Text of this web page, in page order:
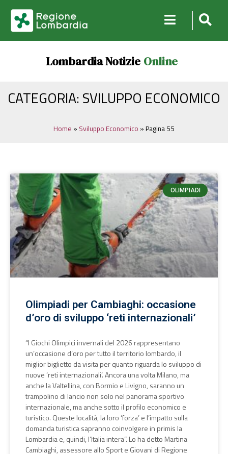
Lombardia Notizie Online
CATEGORIA: SVILUPPO ECONOMICO
Home » Sviluppo Economico » Pagina 55
OLIMPIADI
Olimpiadi per Cambiaghi: occasione
d’oro di sviluppo ‘reti internazionali’
“I Giochi Olimpici invernali del 2026 rappresentano
un’occasione d’oro per tutto il territorio lombardo, il
miglior biglietto da visita per quanto riguarda lo sviluppo di
nuove ‘reti internazionali’. Ancora una volta Milano, ma
anche la Valtellina, con Bormio e Livigno, saranno un
trampolino di lancio non solo nel panorama sportivo
internazionale, ma anche sotto il profilo economico e
turistico. Queste località, la loro ‘forza’ e l’impatto sulla
domanda turistica sapranno coinvolgere in primis la
Lombardia e, quindi, l’Italia intera”. Lo ha detto Martina
Cambiaghi, assessore allo Sport e Giovani di Regione